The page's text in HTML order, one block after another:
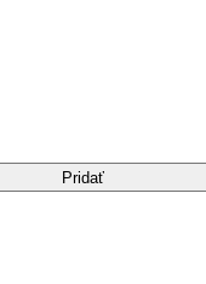
Pridať